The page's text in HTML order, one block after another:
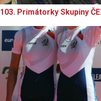
103. Primátorky Skupiny